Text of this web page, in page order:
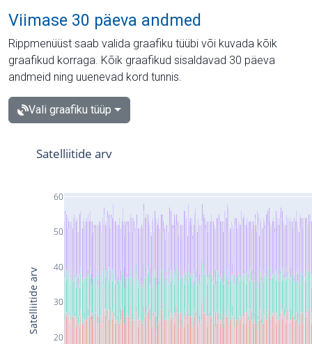
Viimase 30 päeva andmed
Rippmenüüst saab valida graafiku tüübi või kuvada kõik
graafikud korraga. Kõik graafikud sisaldavad 30 päeva
andmeid ning uuenevad kord tunnis.
Vali graafiku tüüp
20
30
40
50
60
Satelliitide arv
Satelliitide arv